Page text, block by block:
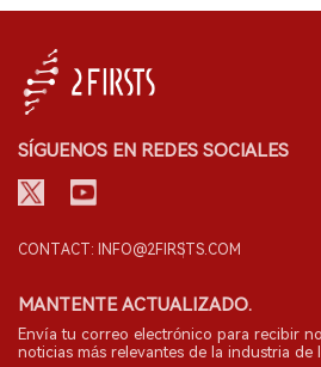
SÍGUENOS EN REDES SOCIALES
CONTACT: INFO@2FIRSTS.COM
MANTENTE ACTUALIZADO.
Envía tu correo electrónico para recibir
noticias más relevantes de la industria de